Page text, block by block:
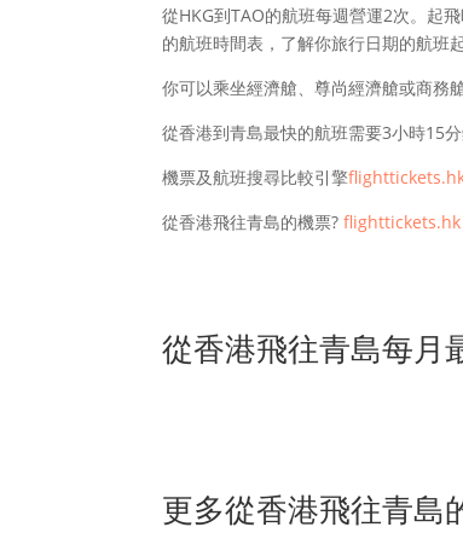
從HKG到TAO的航班每週營運2次。起
的航班時間表，了解你旅行日期的航班起
你可以乘坐經濟艙、尊尚經濟艙或商務
從香港到青島最快的航班需要3小時15
機票及航班搜尋比較引擎
從香港飛往青島的機票?flighttickets.hk
從香港飛往青島每月
更多從香港飛往青島